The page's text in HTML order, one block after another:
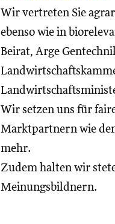
Wir vertreten Sie
ebenso wie in
Beirat, Arge
Wir setzen uns für
Marktpartnern wie
mehr.
Zudem halten wir
Meinungsbildnern.